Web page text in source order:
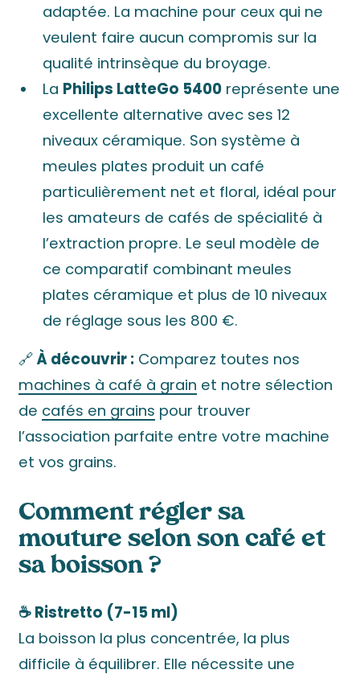
adaptée. La machine pour ceux qui ne
veulent faire aucun compromis sur la
qualité intrinsèque du broyage.
La Philips LatteGo 5400 représente une
excellente alternative avec ses 12
niveaux céramique. Son système à
meules plates produit un café
particulièrement net et floral, idéal pour
les amateurs de cafés de spécialité à
l’extraction propre. Le seul modèle de
ce comparatif combinant meules
plates céramique et plus de 10 niveaux
de réglage sous les 800 €.
🔗 À découvrir : Comparez toutes nos
machines à café à grain et notre sélection
de cafés en grains pour trouver
l’association parfaite entre votre machine
et vos grains.
Comment régler sa
mouture selon son café et
sa boisson ?
☕ Ristretto (7-15 ml)
La boisson la plus concentrée, la plus
difficile à équilibrer. Elle nécessite une